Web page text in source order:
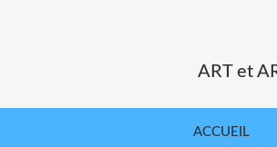
ART et
ACCUEIL